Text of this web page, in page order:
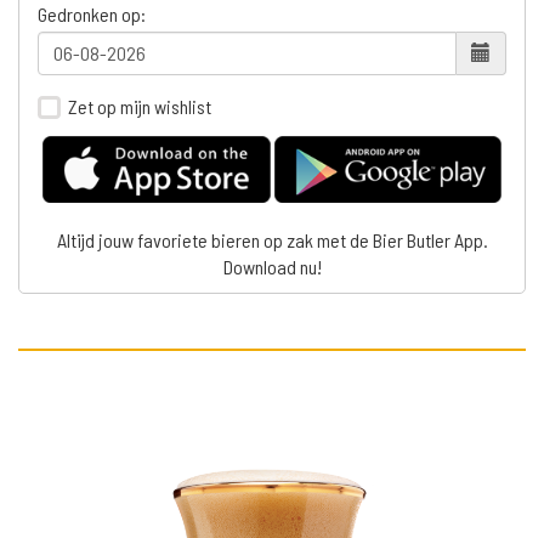
Gedronken op:
Zet op mijn wishlist
Altijd jouw favoriete bieren op zak met de Bier Butler App.
Download nu!